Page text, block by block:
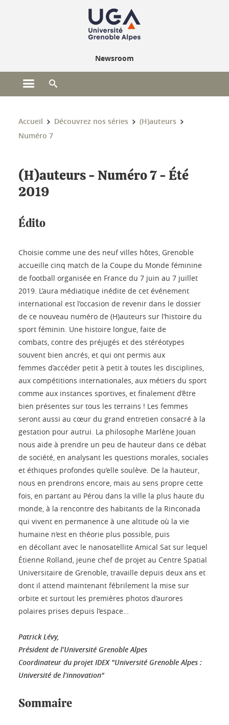
Newsroom
Ouvrir le menu principal
Vous êtes ici :
Accueil Découvrez nos séries
(H)auteurs
Numéro 7
(H)auteurs - Numéro 7 - Été
2019
Édito
Choisie comme une des neuf villes hôtes, Grenoble
accueille cinq match de la Coupe du Monde féminine
de football organisée en France du 7 juin au 7 juillet
2019. L’aura médiatique inédite de cet événement
international est l’occasion de revenir dans le dossier
de ce nouveau numéro de (H)auteurs sur l’histoire du
sport féminin. Une histoire longue, faite de
combats, contre des préjugés et des stéréotypes
souvent bien ancrés, et qui ont permis aux
femmes d’accéder petit à petit à toutes les disciplines,
aux compétitions internationales, aux métiers du sport
comme aux instances sportives, et finalement d’être
bien présentes sur tous les terrains ! Les femmes
seront aussi au cœur du grand entretien consacré à la
gestation pour autrui. La philosophe Marlène Jouan
nous aide à prendre un peu de hauteur dans ce débat
de société, en analysant les questions morales, sociales
et éthiques profondes qu’elle soulève. De la hauteur,
nous en prendrons encore, mais au sens propre cette
fois, en partant au Pérou dans la ville la plus haute du
monde, à la rencontre des habitants de la Rinconada
qui vivent en permanence à une altitude où la vie
humaine n’est en théorie plus possible, puis
en décollant avec le nanosatellite Amical Sat sur lequel
Étienne Rolland, jeune chef de projet au Centre Spatial
Universitaire de Grenoble, travaille depuis deux ans et
dont il attend maintenant fébrilement la mise sur
orbite et surtout les premières photos d’aurores
polaires prises depuis l’espace…
Patrick Lévy,
Président de l’Université Grenoble Alpes
Coordinateur du projet IDEX "Université Grenoble Alpes :
Université de l’innovation"
Sommaire